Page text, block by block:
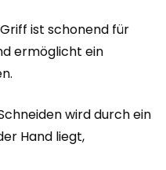
ist schonend für
ermöglicht ein
wird durch ein
Hand liegt,